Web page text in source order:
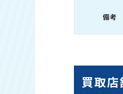
備考
買取